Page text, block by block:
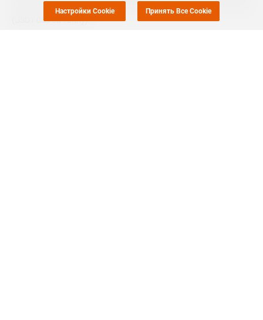
103,3 за тонну), а цены сополимеров ПП до CNY7 700 за тонну
(USD1 089 за тонну).
Настройки Cookie Принять Все Cookie